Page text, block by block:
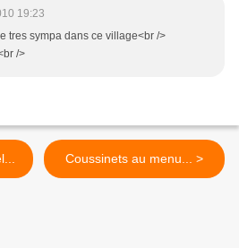
19:23
tres sympa dans ce village<br />
/>
Coussinets au menu... >